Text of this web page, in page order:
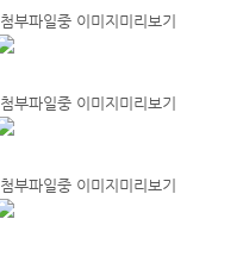
첨부파일중 이미지미리보기
첨부파일중 이미지미리보기
첨부파일중 이미지미리보기